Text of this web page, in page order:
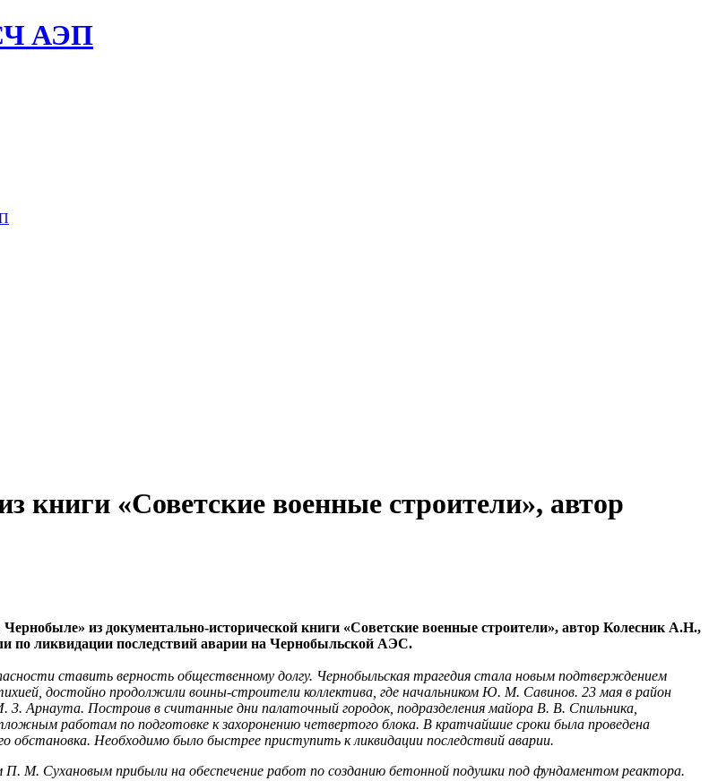
АЭП
книги «Советские военные строители», автор
из документально-исторической книги «Советские военные строители», автор Колесник А.Н.,
по ликвидации последствий аварии на Чернобыльской АЭС.
ставить верность общественному долгу. Чернобыльская трагедия стала новым подтверждением
достойно продолжили воины-строители коллек­тива, где начальником Ю. М. Савинов. 23 мая в район
Арнаута. Построив в считанные дни палаточный городок, подразделения майора В. В. Спильника,
работам по подготовке к захоронению четвертого блока. В кратчайшие сроки была проведена
Необходимо было быстрее приступить к ликвидации по­следствий аварии.
П. М. Сухановым прибыли на обеспечение работ по созда­нию бетонной подушки под фундаментом реактора.